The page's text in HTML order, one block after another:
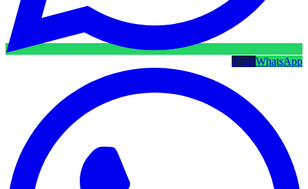
WhatsAppקטלוג